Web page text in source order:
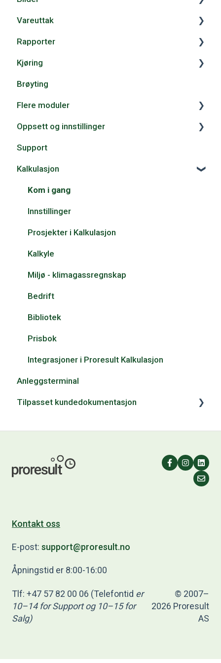
Avvik/RUH
Endringsmelding
Statens Vegvesens loggboka
Innstillinger for timer
Kom i gang
Bildeopplastning
Etiketter
Bildekarusell
Vareuttak
Registrer uttak
Massekjøring
Vareliste
Innkjøpsoversikt
Import
Innstillinger
Rapporter
Generelt
Kategorier
Kjøring
Kom i gang
Kjøreutgift og automile
Brøyting
Flere moduler
Flere moduler
Oppsett og innstillinger
Oppsett
Innstillinger
Support
Kalkulasjon
Kom i gang
Innstillinger
Prosjekter i Kalkulasjon
Kalkyle
Miljø - klimagassregnskap
Bedrift
Bibliotek
Prisbok
Integrasjoner i Proresult Kalkulasjon
Anleggsterminal
Tilpasset kundedokumentasjon
Kontakt oss
E-post: support@proresult.no
Åpningstid er 8:00-16:00
Tlf: +47 57 82 00 06 (Telefontid er
10–14 forSupport og 10–15 for
Salg)
© 2007–
2026 Proresult
AS